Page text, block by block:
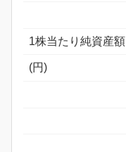
1株当たり純資産額
(円)